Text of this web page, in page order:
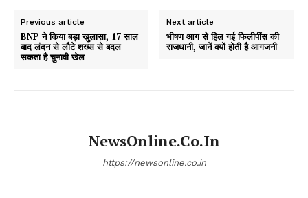
Previous article
BNP ने किया बड़ा खुलासा, 17 साल
बाद लंदन से लौटे शख्स से बदल
सकता है चुनावी खेल
Next article
भीषण आग से हिल गई फिलीपींस की
राजधानी, जानें क्यों होती है आगजनी
NewsOnline.co.in
https://newsonline.co.in